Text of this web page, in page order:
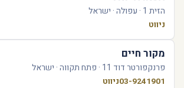
הזית 1 · עפולה · ישראל
ניווט
מקור חיים
פרנקפורטר דוד 11 · פתח תקווה · ישראל
03-9241901ניווט